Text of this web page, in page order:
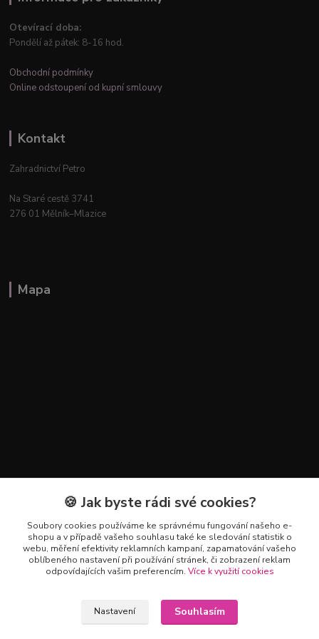
Otevírací doba:
Pondělí až pátek: 8-16 hod.
Obchodní podmínky
Online odstoupení od kupní smlouvy
Kontakt
Zahradnictví Petro
Na Staré cestě 3741
276 01 Mělník–Mlazice
Mapa
Kontakty
+420 602 223 614
info@zahradnictvipetro.cz
🍪 Jak byste rádi své cookies?
Soubory cookies používáme ke správnému fungování našeho e-
shopu a v případě vašeho souhlasu také ke sledování statistik o
webu, měření efektivity reklamních kampaní, zapamatování vašeho
oblíbeného nastavení při používání stránek, či zobrazení reklam
odpovídajících vašim preferencím. Více k využití cookies
Nastavení Souhlasím